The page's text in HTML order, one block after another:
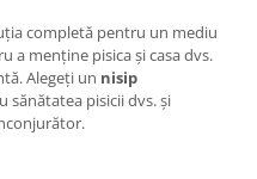
completă pentru un mediu
a menține pisica și casa dvs.
Alegeți un nisip
sănătatea pisicii dvs. și